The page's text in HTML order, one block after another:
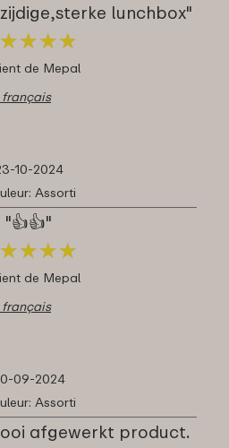
lunchbox"
★★★★
★★★★
de Mepal
français
10-2024
Assorti
"👍👍"
★★★★
★★★★
de Mepal
français
09-2024
Assorti
afgewerkt product.